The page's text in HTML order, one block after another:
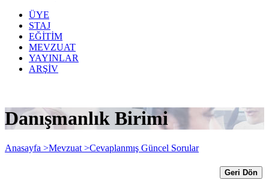
ÜYE
STAJ
EĞİTİM
MEVZUAT
YAYINLAR
ARŞİV
Danışmanlık Birimi
Anasayfa >Mevzuat >Cevaplanmış Güncel Sorular
Geri Dön